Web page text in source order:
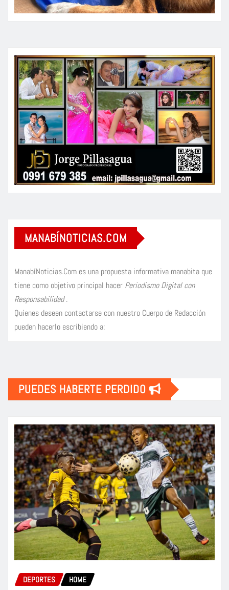
MANABÍNOTICIAS.COM
ManabíNoticias.Com es una propuesta informativa manabita que
tiene como objetivo principal hacer Periodismo Digital con
Responsabilidad.
Quienes deseen contactarse con nuestro Cuerpo de Redacción
pueden hacerlo escribiendo a:
PUEDES HABERTE PERDIDO
DEPORTES HOME